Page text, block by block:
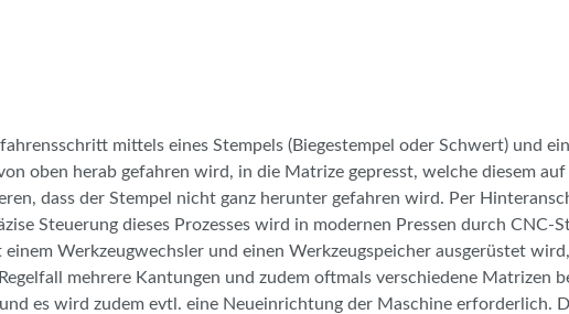
mittels eines Stempels (Biegestempel oder Schwert) und
oben herab gefahren wird, in die Matrize gepresst, welche diesem
dass der Stempel nicht ganz herunter gefahren wird. Per
Steuerung dieses Prozesses wird in modernen Pressen durch CNC-
Werkzeugwechsler und einen Werkzeugspeicher ausgerüstet
mehrere Kantungen und zudem oftmals verschiedene Matrizen
es wird zudem evtl. eine Neueinrichtung der Maschine erforderlich.